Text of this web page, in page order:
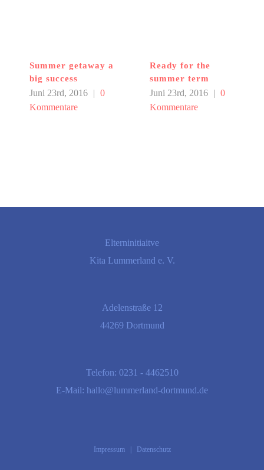
Summer getaway a
big success
Juni 23rd, 2016 | 0
Kommentare
Ready for the
summer term
Juni 23rd, 2016 | 0
Kommentare
Elterninitiaitve
Kita Lummerland e. V.
Adelenstraße 12
44269 Dortmund
Telefon: 0231 - 4462510
E-Mail: hallo@lummerland-dortmund.de
Impressum| Datenschutz